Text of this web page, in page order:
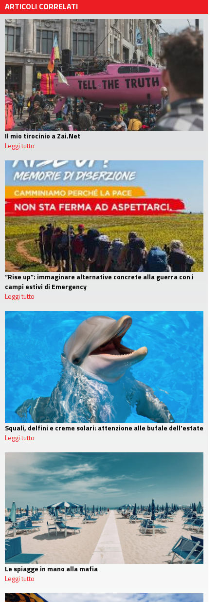
ARTICOLI CORRELATI
Il mio tirocinio a Zai.Net
Leggi tutto
“Rise up”: immaginare alternative concrete alla guerra con i
campi estivi di Emergency
Leggi tutto
Squali, delfini e creme solari: attenzione alle bufale dell'estate
Leggi tutto
Le spiagge in mano alla mafia
Leggi tutto